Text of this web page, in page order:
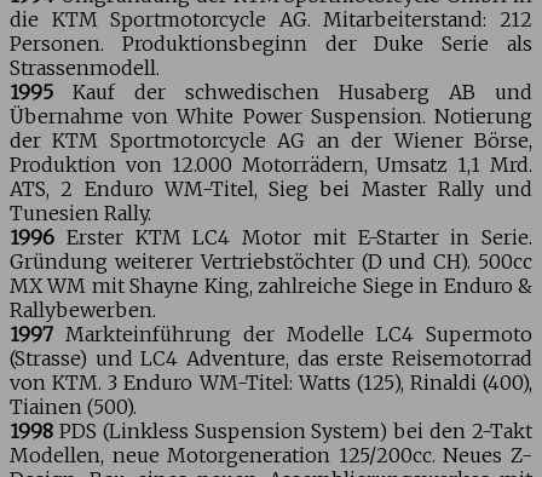
die KTM Sportmotorcycle AG. Mitarbeiterstand: 212
Personen. Produktionsbeginn der Duke Serie als
Strassenmodell.
1995 Kauf der schwedischen Husaberg AB und
Übernahme von White Power Suspension. Notierung
der KTM Sportmotorcycle AG an der Wiener Börse,
Produktion von 12.000 Motorrädern, Umsatz 1,1 Mrd.
ATS, 2 Enduro WM-Titel, Sieg bei Master Rally und
Tunesien Rally.
1996 Erster KTM LC4 Motor mit E-Starter in Serie.
Gründung weiterer Vertriebstöchter (D und CH). 500cc
MX WM mit Shayne King, zahlreiche Siege in Enduro &
Rallybewerben.
1997 Markteinführung der Modelle LC4 Supermoto
(Strasse) und LC4 Adventure, das erste Reisemotorrad
von KTM. 3 Enduro WM-Titel: Watts (125), Rinaldi (400),
Tiainen (500).
1998 PDS (Linkless Suspension System) bei den 2-Takt
Modellen, neue Motorgeneration 125/200cc. Neues Z-